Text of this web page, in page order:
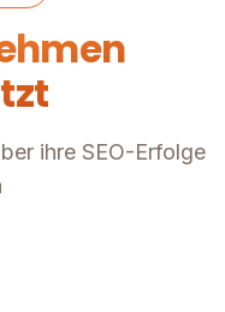
ihre SEO-Erfolge